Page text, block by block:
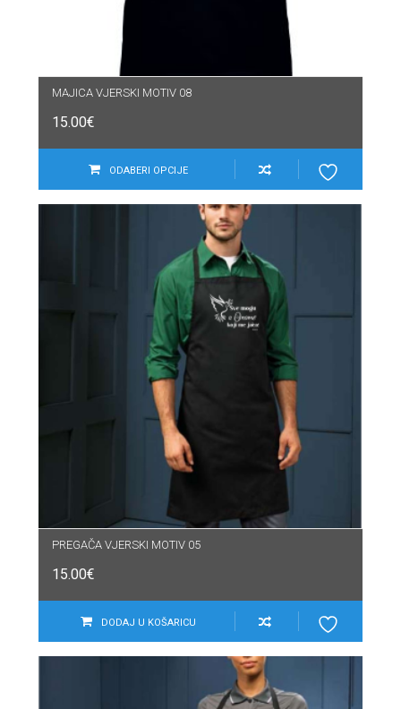
MAJICA VJERSKI MOTIV 08
15.00€
ODABERI OPCIJE
PREGAČA VJERSKI MOTIV 05
15.00€
DODAJ U KOŠARICU